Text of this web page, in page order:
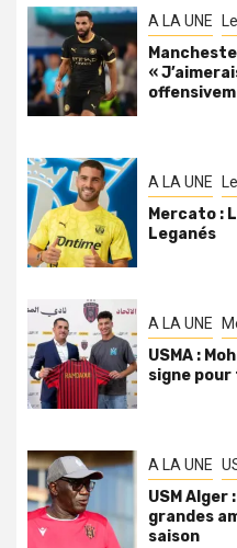
A LA UNE
«
A LA UNE
Mercato :
Leganés
A LA UNE
USMA :
signe
A LA UNE
USM Alger
grandes
saison